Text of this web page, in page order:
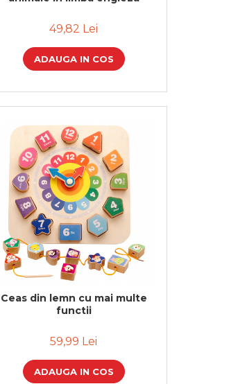
49,82 Lei
ADAUGA IN COS
Ceas din lemn cu mai multe
functii
59,99 Lei
ADAUGA IN COS